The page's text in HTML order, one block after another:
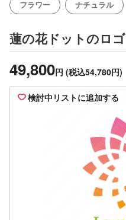
フラワー ナチュラル
蓮の花ドットのロゴ
49,800円 (税込54,780円)
検討中リストに追加する